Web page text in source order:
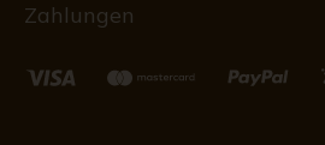
Zahlungen